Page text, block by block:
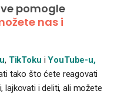
pomogle
nas i
, TikToku iYouTube-u,
tako što ćete reagovati
lajkovati i deliti, ali možete